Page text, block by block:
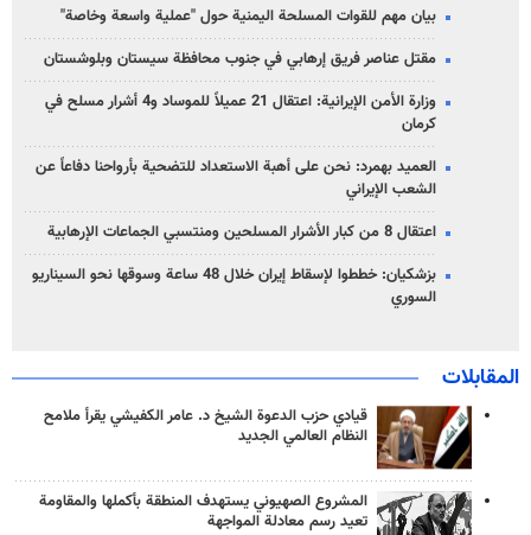
بيان مهم للقوات المسلحة اليمنية حول "عملية واسعة وخاصة"
مقتل عناصر فريق إرهابي في جنوب محافظة سيستان وبلوشستان
وزارة الأمن الإيرانية: اعتقال 21 عميلاً للموساد و4 أشرار مسلح في
كرمان
العميد بهمرد: نحن على أهبة الاستعداد للتضحية بأرواحنا دفاعاً عن
الشعب الإيراني
اعتقال 8 من كبار الأشرار المسلحين ومنتسبي الجماعات الإرهابية
بزشكيان: خططوا لإسقاط إيران خلال 48 ساعة وسوقها نحو السيناريو
السوري
المقابلات
قيادي حزب الدعوة الشيخ د. عامر الكفيشي يقرأ ملامح
النظام العالمي الجديد
المشروع الصهيوني يستهدف المنطقة بأكملها والمقاومة
تعيد رسم معادلة المواجهة